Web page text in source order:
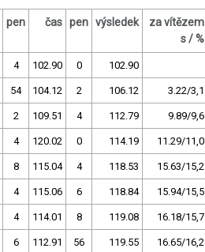
pen čas pen výsledek
za vítězem
s / %
4 102.90 0 102.90
54 104.12 2 106.12 3.22/3,1
2 109.51 4 112.79 9.89/9,6
4 120.02 0 114.19 11.29/11,0
8 115.04 4 118.53 15.63/15,2
4 115.06 6 118.84 15.94/15,5
4 114.01 8 119.08 16.18/15,7
6 112.91 56 119.55 16.65/16,2